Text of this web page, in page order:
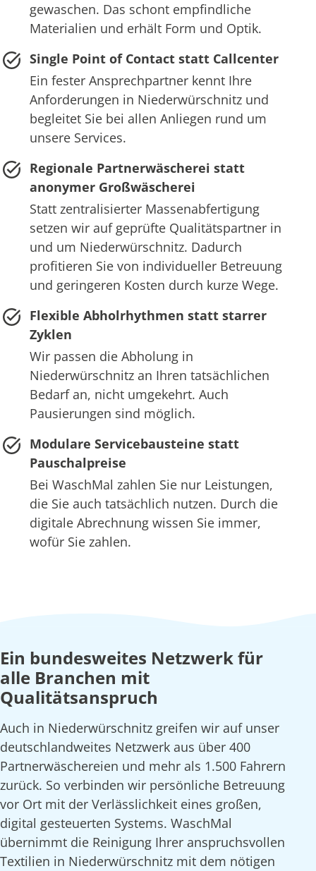
gewaschen. Das schont empfindliche
Materialien und erhält Form und Optik.
Single Point of Contact statt Callcenter
Ein fester Ansprechpartner kennt Ihre
Anforderungen in Niederwürschnitz und
begleitet Sie bei allen Anliegen rund um
unsere Services.
Regionale Partnerwäscherei statt
anonymer Großwäscherei
Statt zentralisierter Massenabfertigung
setzen wir auf geprüfte Qualitätspartner in
und um Niederwürschnitz. Dadurch
profitieren Sie von individueller Betreuung
und geringeren Kosten durch kurze Wege.
Flexible Abholrhythmen statt starrer
Zyklen
Wir passen die Abholung in
Niederwürschnitz an Ihren tatsächlichen
Bedarf an, nicht umgekehrt. Auch
Pausierungen sind möglich.
Modulare Servicebausteine statt
Pauschalpreise
Bei WaschMal zahlen Sie nur Leistungen,
die Sie auch tatsächlich nutzen. Durch die
digitale Abrechnung wissen Sie immer,
wofür Sie zahlen.
Ein bundesweites Netzwerk für
alle Branchen mit
Qualitätsanspruch
Auch in Niederwürschnitz greifen wir auf unser
deutschlandweites Netzwerk aus über 400
Partnerwäschereien und mehr als 1.500 Fahrern
zurück. So verbinden wir persönliche Betreuung
vor Ort mit der Verlässlichkeit eines großen,
digital gesteuerten Systems. WaschMal
übernimmt die Reinigung Ihrer anspruchsvollen
Textilien in Niederwürschnitz mit dem nötigen